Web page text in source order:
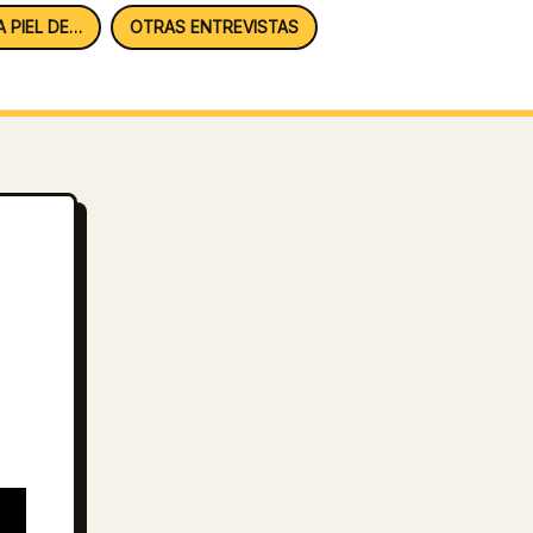
PIEL DE… OTRAS ENTREVISTAS